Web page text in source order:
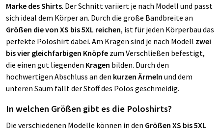
Marke des Shirts. Der Schnitt variiert je nach Modell und passt
sich ideal dem Körper an. Durch die große Bandbreite an
Größen die von XS bis 5XL reichen, ist für jeden Körperbau das
perfekte Poloshirt dabei. Am Kragen sind je nach Modell zwei
bis vier gleichfarbigen Knöpfe zum Verschließen befestigt,
die einen gut liegenden Kragen bilden. Durch den
hochwertigen Abschluss an den kurzen Ärmeln und dem
unteren Saum fällt der Stoff des Polos geschmeidig.
In welchen Größen gibt es die Poloshirts?
Die verschiedenen Modelle können in den Größen XS bis 5XL